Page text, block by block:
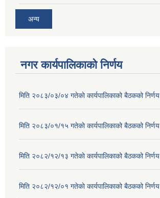
अन्य
नगर कार्यपालिकाको निर्णय
मिति २०८३/०३/०४ गतेकाे कार्यपालिकाको बैठकको निर्णय
मिति २०८३/०१/१५ गतेकाे कार्यपालिकाको बैठकको निर्णय
मिति २०८२/१२/१३ गतेकाे कार्यपालिकाको बैठकको निर्णय
मिति २०८२/१२/०१ गतेकाे कार्यपालिकाको बैठकको निर्णय